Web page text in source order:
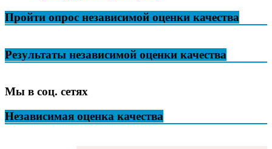
Пройти опрос независимой оценки качества
Результаты независимой оценки качества
Мы в соц. сетях
Независимая оценка качества